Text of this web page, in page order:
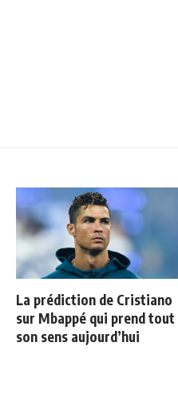
La prédiction de Cristiano
sur Mbappé qui prend tout
son sens aujourd’hui